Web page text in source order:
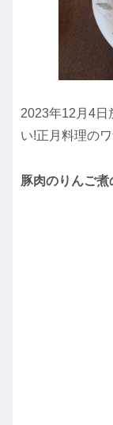
2023年12月4日
い!正月料理の
豚肉のりんご煮